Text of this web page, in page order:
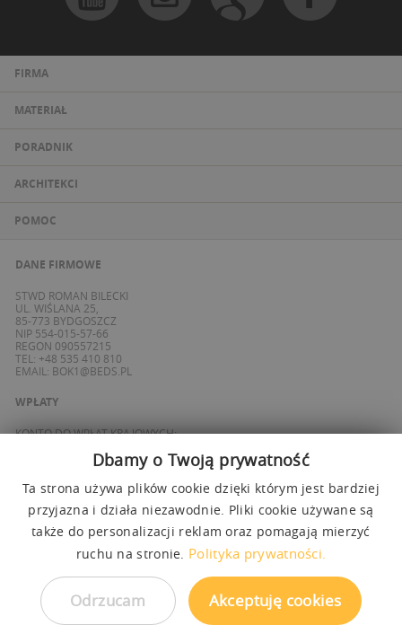
FIRMA
MATERIAŁ
PORADNIK
ARCHITEKCI
POMOC
DANE FIRMOWE
STWD ROMAN BILECKI
UL. WIŚLANA 25,
85-773 BYDGOSZCZ
NIP 554-015-57-66
REGON 090557215
TEL: +48 535 410 810
EMAIL: BOK1@BEDS.PL
WPŁATY
KONTO DO WPŁAT KRAJOWYCH:
69 1050 1139 1000 0090 8355 0765
KONTO DO WPŁAT SPOZA POLSKI / FOREIGN PAYMENTS:
BANK ING
PL 27 1050 1139 1000 0090 8358 3337
SWIFT: INGBPLPW
OBSŁUGUJEMY PŁATNOŚCI
Dbamy o Twoją prywatność
Ta strona używa plików cookie dzięki którym jest bardziej
przyjazna i działa niezawodnie. Pliki cookie używane są
także do personalizacji reklam oraz pomagają mierzyć
ruchu na stronie. Polityka prywatności.
Akceptuję cookies
Odrzucam